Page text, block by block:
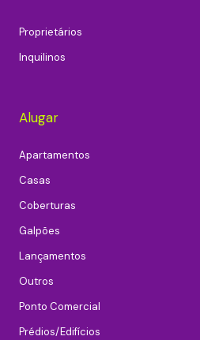
Proprietários
Inquilinos
Alugar
Apartamentos
Casas
Coberturas
Galpões
Lançamentos
Outros
Ponto Comercial
Prédios/Edifícios